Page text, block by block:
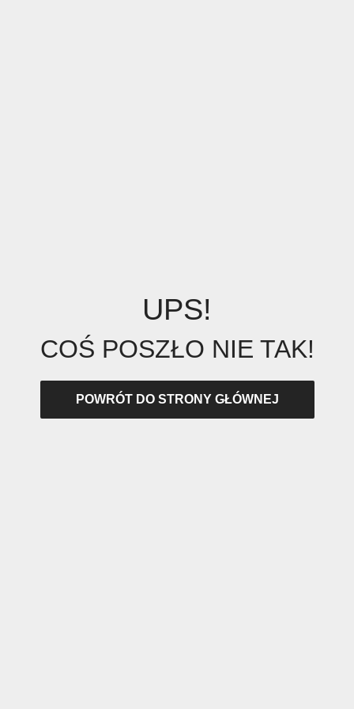
UPS!
COŚ POSZŁO NIE TAK!
POWRÓT DO STRONY GŁÓWNEJ